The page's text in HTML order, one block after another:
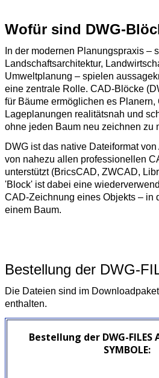
Wofür sind DWG-
In der modernen Planungspraxis –
Landschaftsarchitektur,
Umweltplanung – spielen
eine zentrale Rolle. CAD-Blöcke
für Bäume ermöglichen es Planern,
Lageplanungen realitätsnah und
ohne jeden Baum neu zeichnen zu
DWG ist das native Dateiformat
von nahezu allen professionellen
unterstützt (BricsCAD, ZWCAD,
'Block' ist dabei eine
CAD-Zeichnung eines Objekts – in
einem Baum.
Bestellung der DWG-
Die Dateien sind im
enthalten.
Bestellung der DWG-FILES
SYMBOLE: